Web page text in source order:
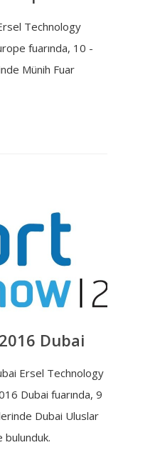
Technology
fuarında, 10 -
Münih Fuar
Dubai
Ersel Technology
Dubai fuarında, 9
Dubai Uluslar
bulunduk.